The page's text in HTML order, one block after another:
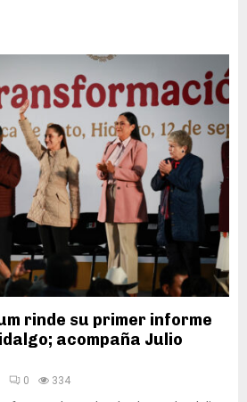
rinde su primer informe
acompaña Julio
0 334